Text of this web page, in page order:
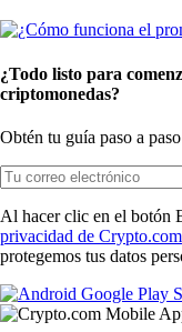
¿Todo listo para
criptomonedas?
Obtén tu guía paso a
Al hacer clic en el botón
privacidad de Crypto.com
protegemos tus datos